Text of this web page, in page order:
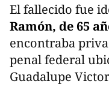
El fallecido fue
Ramón, de 65
encontraba
penal federal
Guadalupe